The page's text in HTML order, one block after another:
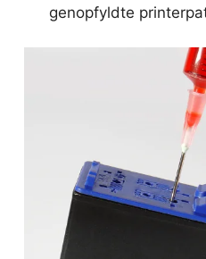
genopfyldte